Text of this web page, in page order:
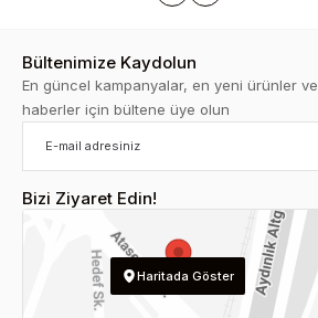
Bültenimize Kaydolun
En güncel kampanyalar, en yeni ürünler ve
haberler için bültene üye olun
Bizi Ziyaret Edin!
Haritada Göster